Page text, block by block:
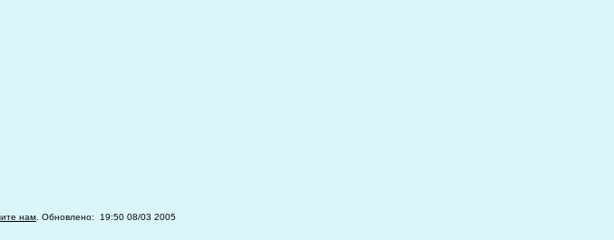
нам . Обновлено: 19:50 08/03 2005